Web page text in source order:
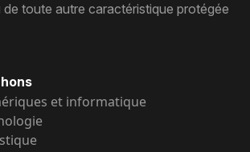
toute autre caractéristique protégée
et informatique